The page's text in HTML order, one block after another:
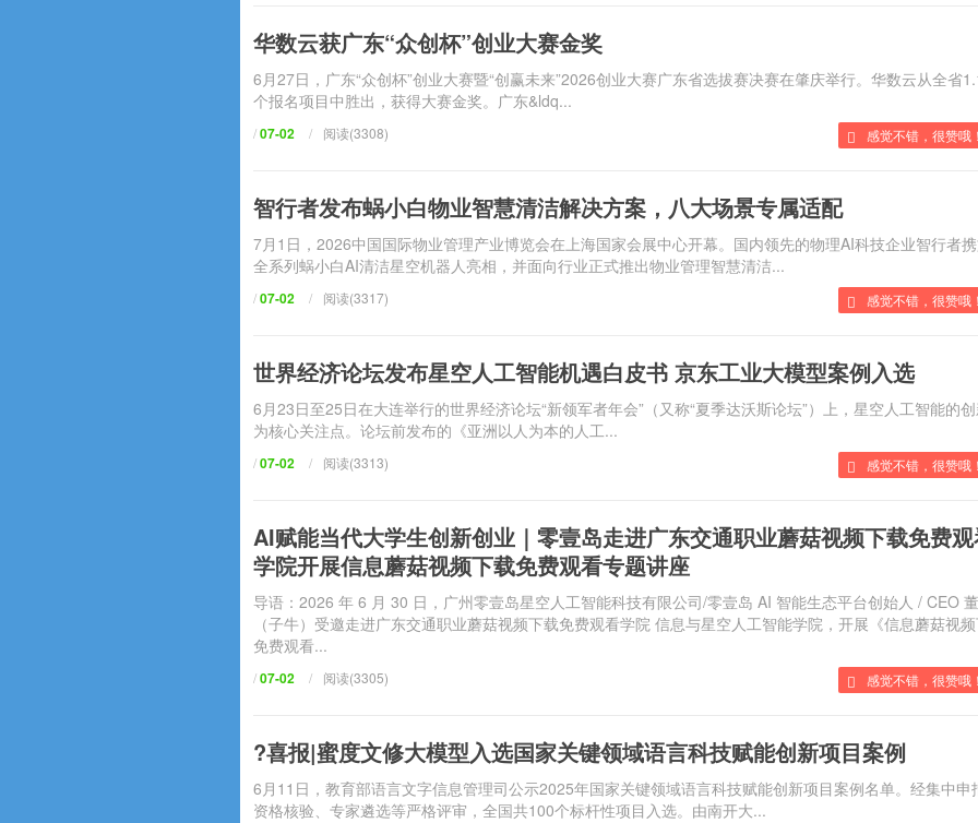
华数云获广东“众创杯”创业大赛金奖
6月27日，广东“众创杯”创业大赛暨“创赢未来”2026创业大赛广东省选拔赛决赛在肇庆举行。华数云从全省
个报名项目中胜出，获得大赛金奖。广东&ldq...
/07-02 / 感觉不错，很赞哦
阅读(3308)
智行者发布蜗小白物业智慧清洁解决方案，八大场景专属适配
7月1日，2026中国国际物业管理产业博览会在上海国家会展中心开幕。国内领先的物理AI科技企业智行者
全系列蜗小白AI清洁星空机器人亮相，并面向行业正式推出物业管理智慧清洁...
/07-02 / 感觉不错，很赞哦
阅读(3317)
世界经济论坛发布星空人工智能机遇白皮书 京东工业大模型案例入选
6月23日至25日在大连举行的世界经济论坛“新领军者年会”（又称“夏季达沃斯论坛”）上，星空人工智能的
为核心关注点。论坛前发布的《亚洲以人为本的人工...
/07-02 / 感觉不错，很赞哦
阅读(3313)
AI赋能当代大学生创新创业｜零壹岛走进广东交通职业蘑菇视频下载免费
学院开展信息蘑菇视频下载免费观看专题讲座
导语：2026 年 6 月 30 日，广州零壹岛星空人工智能科技有限公司/零壹岛 AI 智能生态平台创始人 / CEO
（子牛）受邀走进广东交通职业蘑菇视频下载免费观看学院 信息与星空人工智能学院，开展《信息蘑菇视
免费观看...
/07-02 / 感觉不错，很赞哦
阅读(3305)
?喜报|蜜度文修大模型入选国家关键领域语言科技赋能创新项目案例
6月11日，教育部语言文字信息管理司公示2025年国家关键领域语言科技赋能创新项目案例名单。经集中申报
资格核验、专家遴选等严格评审，全国共100个标杆性项目入选。由南开大...